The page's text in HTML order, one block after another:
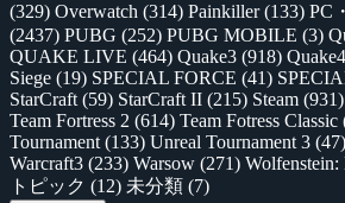
(329) Overwatch (314) Painkiller(133) PC
(2437) PUBG (252) PUBG MOBILE (3)
QUAKE LIVE (464) Quake3 (918) Quake4
Siege (19) SPECIAL FORCE (41)
StarCraft (59) StarCraft II (215) Steam (931)
Team Fortress 2 (614) Team Fotress Classic
Tournament (133) Unreal Tournament 3 (47)
Warcraft3 (233) Warsow (271)
トピック (12) 未分類 (7)